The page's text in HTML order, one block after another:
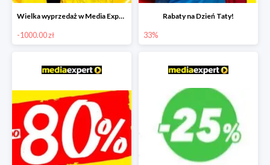
Wielka wyprzedaż w Media Expert do -1000 zł
-1000.00 zł
Rabaty na Dzień Taty!
33%